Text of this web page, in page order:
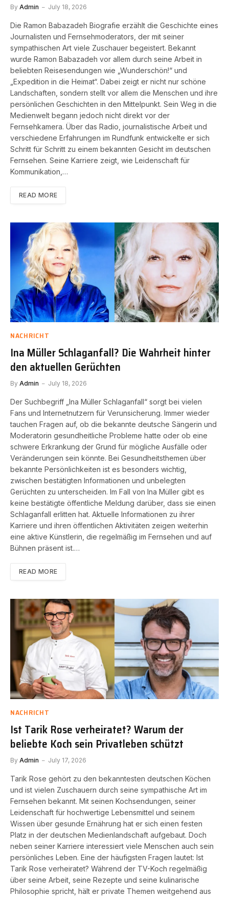
By Admin July 18, 2026
Die Ramon Babazadeh Biografie erzählt die Geschichte eines
Journalisten und Fernsehmoderators, der mit seiner
sympathischen Art viele Zuschauer begeistert. Bekannt
wurde Ramon Babazadeh vor allem durch seine Arbeit in
beliebten Reisesendungen wie „Wunderschön!“ und
„Expedition in die Heimat“. Dabei zeigt er nicht nur schöne
Landschaften, sondern stellt vor allem die Menschen und ihre
persönlichen Geschichten in den Mittelpunkt. Sein Weg in die
Medienwelt begann jedoch nicht direkt vor der
Fernsehkamera. Über das Radio, journalistische Arbeit und
verschiedene Erfahrungen im Rundfunk entwickelte er sich
Schritt für Schritt zu einem bekannten Gesicht im deutschen
Fernsehen. Seine Karriere zeigt, wie Leidenschaft für
Kommunikation,…
READ MORE
NACHRICHT
Ina Müller Schlaganfall? Die Wahrheit hinter
den aktuellen Gerüchten
By Admin July 18, 2026
Der Suchbegriff „Ina Müller Schlaganfall“ sorgt bei vielen
Fans und Internetnutzern für Verunsicherung. Immer wieder
tauchen Fragen auf, ob die bekannte deutsche Sängerin und
Moderatorin gesundheitliche Probleme hatte oder ob eine
schwere Erkrankung der Grund für mögliche Ausfälle oder
Veränderungen sein könnte. Bei Gesundheitsthemen über
bekannte Persönlichkeiten ist es besonders wichtig,
zwischen bestätigten Informationen und unbelegten
Gerüchten zu unterscheiden. Im Fall von Ina Müller gibt es
keine bestätigte öffentliche Meldung darüber, dass sie einen
Schlaganfall erlitten hat. Aktuelle Informationen zu ihrer
Karriere und ihren öffentlichen Aktivitäten zeigen weiterhin
eine aktive Künstlerin, die regelmäßig im Fernsehen und auf
Bühnen präsent ist.…
READ MORE
NACHRICHT
Ist Tarik Rose verheiratet? Warum der
beliebte Koch sein Privatleben schützt
By Admin July 17, 2026
Tarik Rose gehört zu den bekanntesten deutschen Köchen
und ist vielen Zuschauern durch seine sympathische Art im
Fernsehen bekannt. Mit seinen Kochsendungen, seiner
Leidenschaft für hochwertige Lebensmittel und seinem
Wissen über gesunde Ernährung hat er sich einen festen
Platz in der deutschen Medienlandschaft aufgebaut. Doch
neben seiner Karriere interessiert viele Menschen auch sein
persönliches Leben. Eine der häufigsten Fragen lautet: Ist
Tarik Rose verheiratet? Während der TV-Koch regelmäßig
über seine Arbeit, seine Rezepte und seine kulinarische
Philosophie spricht, hält er private Themen weitgehend aus